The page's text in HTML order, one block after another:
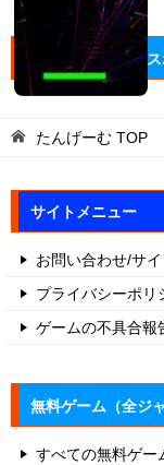
たんげーむ TOP
サイトメニュー
お問い合わせ/サ
プライバシーポリ
ゲームの不具合報
無料ゲーム（全ジ
すべての無料ゲー